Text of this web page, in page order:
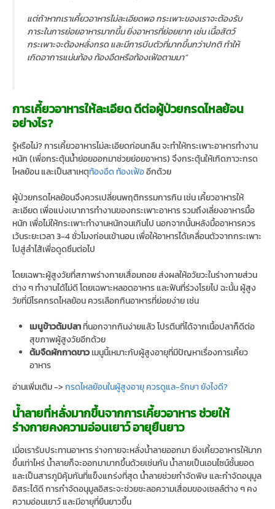
แต่ถ้าหากเราเคี้ยวอาหารไม่ละเอียดพอ กระเพาะของเราจะต้องรับ
ภาระในการย่อยอาหารมากขึ้น ยิ่งอาหารที่ย่อยยาก เช่น เนื้อสัตว์
กระเพาะจะต้องหลั่งกรด และมีการบีบตัวที่มากขึ้นกว่าปกติ ทำให้
เกิดอาการแน่นท้อง ท้องอืดหรือท้องเฟ้อตามมา”
การเคี้ยวอาหารให้ละเอียด ดีต่อผู้ป่วยกรดไหลย้อน
อย่างไร?
รู้หรือไม่? การเคี้ยวอาหารไม่ละเอียดก่อนกลืน จะทำให้กระเพาะอาหารทำงาน
หนัก (เพื่อกระตุ้นน้ำย่อยออกมาช่วยย่อยอาหาร) จึงกระตุ้นให้เกิดภาวะกรด
ไหลย้อน และเป็นสาเหตุท้องอืด ท้องเฟ้ออีกด้วย
ผู้ป่วยกรดไหลย้อนจึงควรเปลี่ยนพฤติกรรมการกิน เช่น เคี้ยวอาหารให้
ละเอียด เพื่อแบ่งเบาการทำงานของกระเพาะอาหาร รวมถึงเลี่ยงอาหารมื้อ
หนัก เพื่อไม่ให้กระเพาะทำงานหนักจนเกินไป นอกจากนั้นหลังมื้ออาหารควร
เว้นระยะเวลา 3-4 ชั่วโมงก่อนเข้านอน เพื่อให้อาหารได้เคลื่อนตัวจากกระเพาะ
ไปสู่ลำไส้เพื่อดูดซึมต่อไป
โดยเฉพาะผู้สูงวัยที่สภาพร่างกายเสื่อมถอย ส่งผลให้อวัยวะในร่างกายส่วน
ต่าง ๆ ทำงานได้ไม่ดี โดยเฉพาะหลอดอาหาร และฟันที่ร่วงโรยไป ฉะนั้น ผู้สูง
วัยที่มีโรคกรดไหลย้อน ควรเลือกกินอาหารที่ย่อยง่าย เช่น
เมนูข้าวต้มปลา ที่นอกจากกินง่ายแล้ว โปรตีนที่ได้จากเนื้อปลาก็ดีต่อ
สุขภาพผู้สูงวัยอีกด้วย
ต้มจืดผักกาดขาว เมนูนี้เหมาะกับผู้สูงอายุที่มีปัญหาเรื่องการเคี้ยว
อาหาร
อ่านเพิ่มเติม -> กรดไหลย้อนในผู้สูงอายุ ควรดูแล-รักษา ยังไงดี?
น้ำลายที่หลั่งมากขึ้นจากการเคี้ยวอาหาร ช่วยให้
ร่างกายคงความอ่อนเยาว์ อายุยืนยาว
เมื่อเรารับประทานอาหาร ร่างกายจะหลั่งน้ำลายออกมา ยิ่งเคี้ยวอาหารให้มาก
ขึ้นเท่าไหร่ น้ำลายก็จะออกมามากขึ้นด้วยเช่นกัน น้ำลายเป็นเอนไซน์ชั้นยอด
และเป็นสารภูมิคุ้มกันที่แข็งแกร่งที่สุด น้ำลายช่วยกำจัดพิษ และกำจัดอนุมูล
อิสระได้ดี การกำจัดอนุมูลอิสระจะช่วยชะลอความเสื่อมของเซลล์ต่าง ๆ คง
ความอ่อนเยาว์ และมีอายุที่ยืนยาวขึ้น